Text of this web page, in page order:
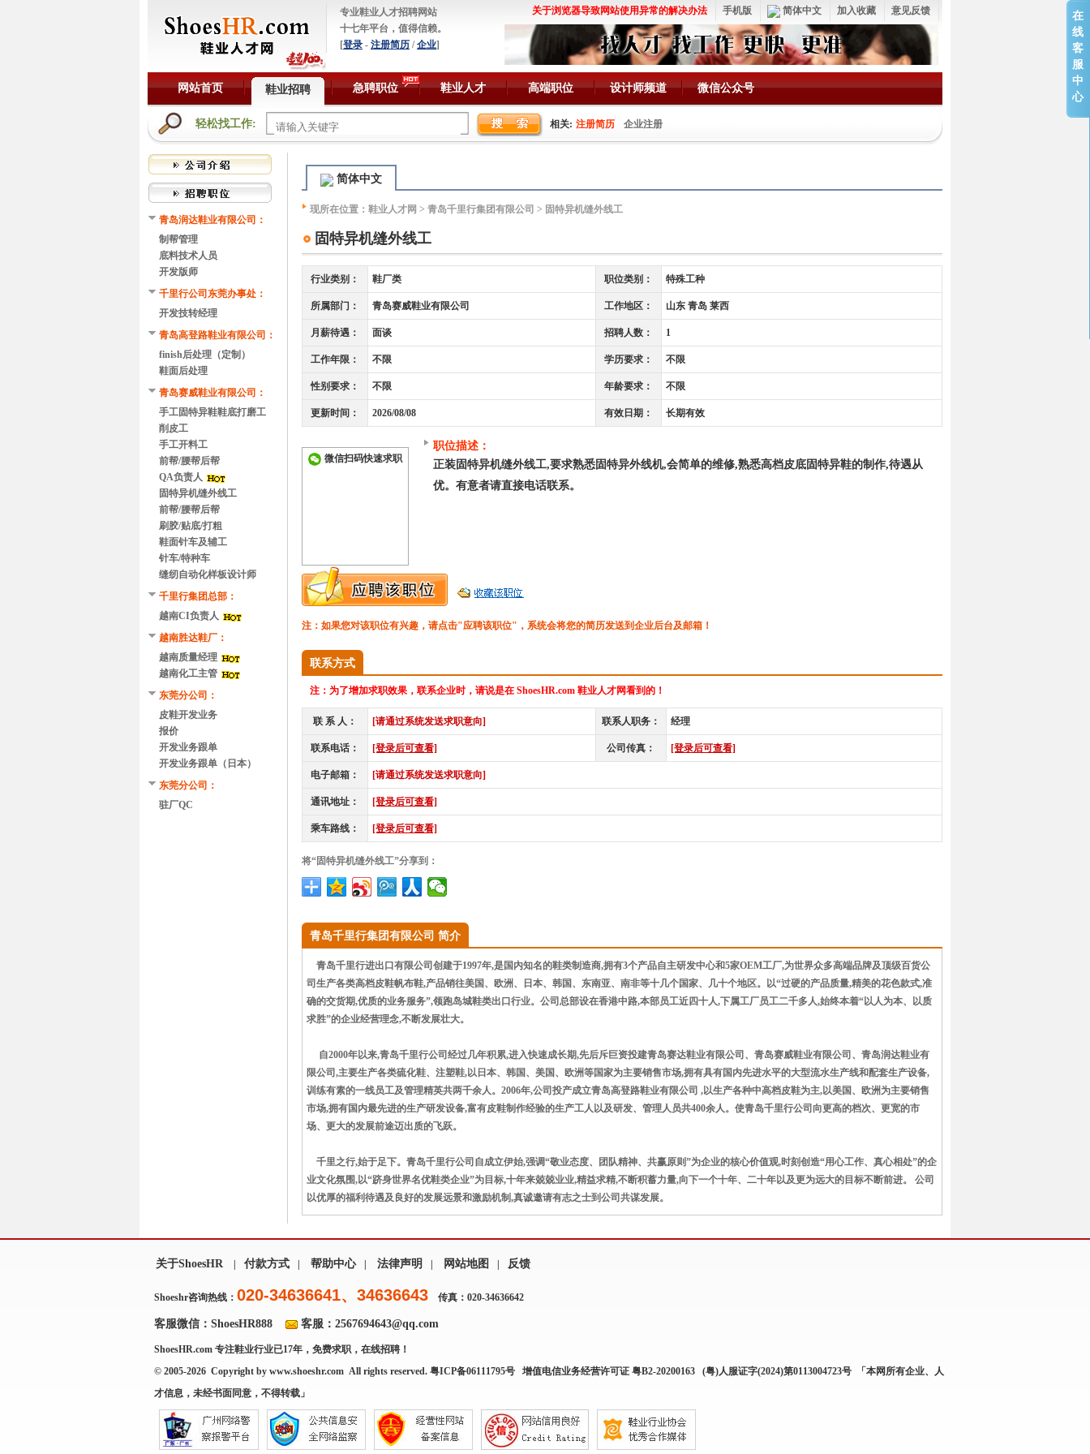
专业鞋业人才招聘网站
十七年平台，值得信赖。
[登录 - 注册简历 /企业]
意见反馈
加入收藏
简体中文
手机版
关于浏览器导致网站使用异常的解决办法
网站首页 鞋业招聘 急聘职位 鞋业人才 高端职位 设计师频道 微信公众号
轻松找工作: 相关: 注册简历 企业注册
简体中文
现所在位置： 鞋业人才网 > 青岛千里行集团有限公司 > 固特异机缝外线工
固特异机缝外线工
行业类别： 鞋厂类 职位类别： 特殊工种
所属部门： 青岛赛威鞋业有限公司 工作地区： 山东 青岛 莱西
月薪待遇： 面谈 招聘人数： 1
工作年限： 不限 学历要求： 不限
性别要求： 不限 年龄要求： 不限
更新时间： 2026/08/08 有效日期： 长期有效
微信扫码快速求职
职位描述：
正装固特异机缝外线工,要求熟悉固特异外线机,会简单的维修,熟悉高档皮底固特异鞋的制作,待遇从
优。有意者请直接电话联系。
注：如果您对该职位有兴趣，请点击"应聘该职位"，系统会将您的简历发送到企业后台及邮箱！
联系方式
注： 为了增加求职效果，联系企业时，请说是在 ShoesHR.com 鞋业人才网看到的！
联 系 人： [请通过系统发送求职意向] 联系人职务： 经理
联系电话： [登录后可查看] 公司传真： [登录后可查看]
电子邮箱： [请通过系统发送求职意向]
通讯地址： [登录后可查看]
乘车路线： [登录后可查看]
将“固特异机缝外线工”分享到：
青岛千里行集团有限公司 简介
青岛千里行进出口有限公司创建于1997年,是国内知名的鞋类制造商,拥有3个产品自主研发中心和5家OEM工厂,为世界众多高端品牌及顶级百货公
司生产各类高档皮鞋帆布鞋,产品销往美国、欧洲、日本、韩国、东南亚、南非等十几个国家、几十个地区。以“过硬的产品质量,精美的花色款式,准
确的交货期,优质的业务服务”,领跑岛城鞋类出口行业。公司总部设在香港中路,本部员工近四十人,下属工厂员工二千多人,始终本着“以人为本、以质
求胜”的企业经营理念,不断发展壮大。
自2000年以来,青岛千里行公司经过几年积累,进入快速成长期,先后斥巨资投建青岛赛达鞋业有限公司、青岛赛威鞋业有限公司、青岛润达鞋业有
限公司,主要生产各类硫化鞋、注塑鞋,以日本、韩国、美国、欧洲等国家为主要销售市场,拥有具有国内先进水平的大型流水生产线和配套生产设备,
训练有素的一线员工及管理精英共两千余人。2006年,公司投产成立青岛高登路鞋业有限公司 ,以生产各种中高档皮鞋为主,以美国、欧洲为主要销售
市场,拥有国内最先进的生产研发设备,富有皮鞋制作经验的生产工人以及研发、管理人员共400余人。使青岛千里行公司向更高的档次、更宽的市
场、更大的发展前途迈出质的飞跃。
千里之行,始于足下。青岛千里行公司自成立伊始,强调“敬业态度、团队精神、共赢原则”为企业的核心价值观,时刻创造“用心工作、真心相处”的企
业文化氛围,以“跻身世界名优鞋类企业”为目标,十年来兢兢业业,精益求精,不断积蓄力量,向下一个十年、二十年以及更为远大的目标不断前进。 公司
以优厚的福利待遇及良好的发展远景和激励机制,真诚邀请有志之士到公司共谋发展。
青岛润达鞋业有限公司：
制帮管理
底料技术人员
开发版师
千里行公司东莞办事处：
开发技转经理
青岛高登路鞋业有限公司：
finish后处理（定制）
鞋面后处理
青岛赛威鞋业有限公司：
手工固特异鞋鞋底打磨工
削皮工
手工开料工
前帮/腰帮后帮
QA负责人
固特异机缝外线工
前帮/腰帮后帮
刷胶/贴底/打粗
鞋面针车及辅工
针车/特种车
缝纫自动化样板设计师
千里行集团总部：
越南CI负责人
越南胜达鞋厂：
越南质量经理
越南化工主管
东莞分公司：
皮鞋开发业务
报价
开发业务跟单
开发业务跟单（日本）
东莞分公司：
驻厂QC
在
线
客
服
中
心
关于ShoesHR 付款方式 帮助中心 法律声明 网站地图 反馈
Shoeshr咨询热线： 020-34636641、34636643 传真：020-34636642
客服微信：ShoesHR888 客服：2567694643@qq.com
ShoesHR.com 专注鞋业行业已17年，免费求职，在线招聘！
© 2005-2026 Copyright by www.shoeshr.com All rights reserved. 粤ICP备06111795号 增值电信业务经营许可证 粤B2-20200163 (粤)人服证字(2024)第0113004723号
「本网所有企业、人
才信息，未经书面同意，不得转载」